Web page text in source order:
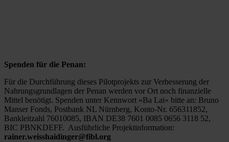
Spenden für die Penan:
Für die Durchführung dieses Pilotprojekts zur Verbesserung der
Nahrungsgrundlagen der Penan werden vor Ort noch finanzielle
Mittel benötigt. Spenden unter Kennwort »Ba Lai« bitte an: Bruno
Manser Fonds, Postbank NL Nürnberg, Konto-Nr. 656311852,
Bankleitzahl 76010085, IBAN DE38 7601 0085 0656 3118 52,
BIC PBNKDEFF. Ausführliche Projektinformation:
rainer.weisshaidinger@fibl.org